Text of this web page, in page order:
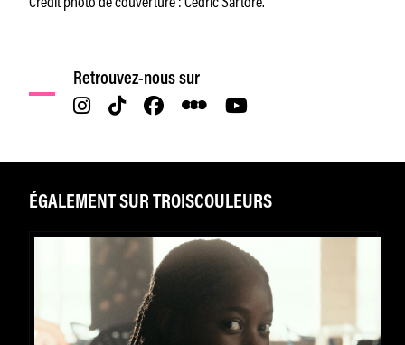
Retrouvez-nous sur
ÉGALEMENT SUR TROISCOULEURS